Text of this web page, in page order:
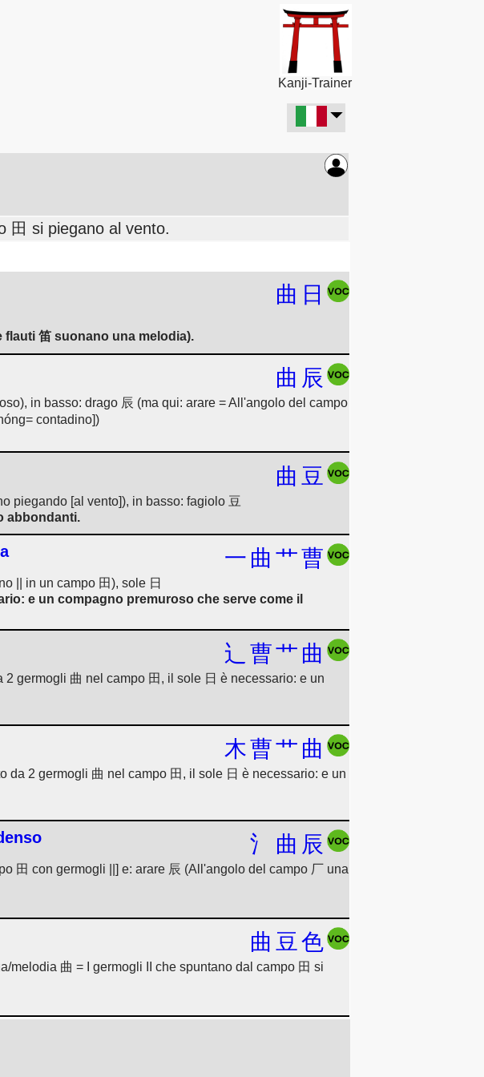
Kanji-Trainer
田 si piegano al vento.
曲 日
笛 suonano una melodia).
曲 辰
in basso: drago 辰 (ma qui: arare = All'angolo del campo
contadino])
曲 豆
piegando [al vento]), in basso: fagiolo 豆
abbondanti.
一 曲 艹曹
|| in un campo 田), sole 日
e un compagno premuroso che serve come il
辶 曹艹 曲
germogli 曲 nel campo 田, il sole 日 è necessario: e un
木曹艹 曲
da 2 germogli 曲 nel campo 田, il sole 日 è necessario: e un
氵 曲 辰
田 con germogli ||] e: arare 辰 (All'angolo del campo 厂 una
曲 豆 色
melodia 曲 = I germogli II che spuntano dal campo 田 si